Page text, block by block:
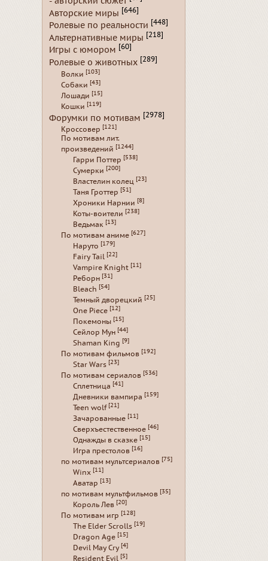
Авторские миры [646]
Ролевые по реальности [448]
Альтернативные миры [218]
Игры с юмором [60]
Ролевые о животных [289]
Волки [103]
Собаки [43]
Лошади [15]
Кошки [119]
Форумки по мотивам [2978]
Кроссовер [121]
По мотивам лит.
произведений [1244]
Гарри Поттер [538]
Сумерки [200]
Властелин колец [23]
Таня Гроттер [51]
Хроники Нарнии [8]
Коты-воители [238]
Ведьмак [13]
По мотивам аниме [627]
Наруто [179]
Fairy Tail [22]
Vampire Knight [11]
Реборн [31]
Bleach [54]
Темный дворецкий [25]
One Piece [12]
Покемоны [15]
Сейлор Мун [44]
Shaman King [9]
По мотивам фильмов [192]
Star Wars [23]
По мотивам сериалов [536]
Сплетница [41]
Дневники вампира [159]
Teen wolf [21]
Зачарованные [11]
Сверхъестественное [46]
Однажды в сказке [15]
Игра престолов [16]
по мотивам мультсериалов [75]
Winx [11]
Аватар [13]
по мотивам мультфильмов [35]
Король Лев [20]
По мотивам игр [128]
The Elder Scrolls [19]
Dragon Age [15]
Devil May Cry [4]
Resident Evil [5]